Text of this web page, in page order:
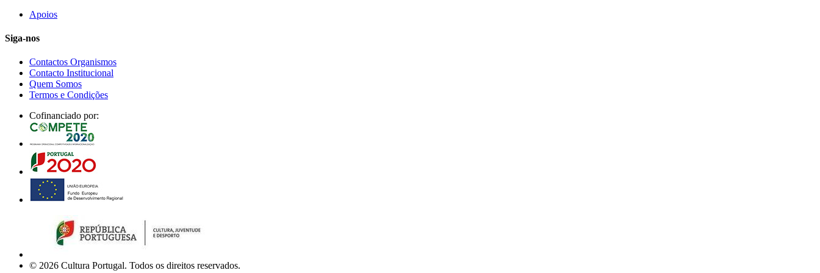
Apoios
Siga-nos
Contactos Organismos
Contacto Institucional
Quem Somos
Termos e Condições
Cofinanciado por:
© 2026 Cultura Portugal. Todos os direitos reservados.